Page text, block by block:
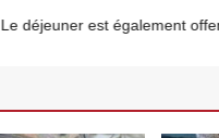
Le déjeuner est également